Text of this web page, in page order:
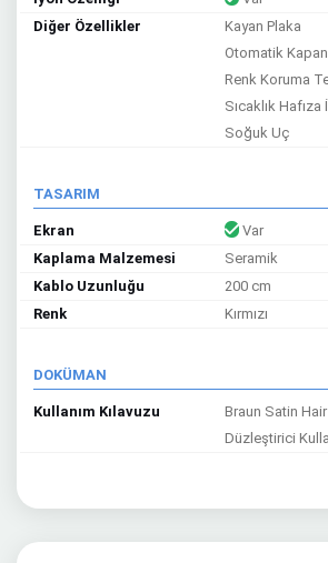
Diğer Özellikler
Kayan Plaka
Otomatik
Renk Koruma
Sıcaklık Hafıza
Soğuk Uç
TASARIM
Ekran
Var
Kaplama Malzemesi
Seramik
Kablo Uzunluğu
200 cm
Renk
Kırmızı
DOKÜMAN
Kullanım Kılavuzu
Braun Satin
Düzleştirici